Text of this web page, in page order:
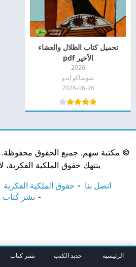
تحميل كتاب الظلال والعشاء
الأخير pdf
2026
شوساكو إندو
2026-06-26
© مكتبة سهم. جميع الحقوق
ينتهك حقوق الملكية الفكرية،
اتصل بنا حقوق الملكية الفكرية
نشر كتاب
الرئيسية جديد الكتب نشر كتاب